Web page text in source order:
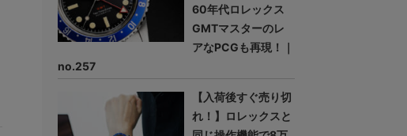
60年代ロレックス
GMTマスターのレ
アなPCGも再現！｜
no.257
【入荷後すぐ売り切
れ！】ロレックスと